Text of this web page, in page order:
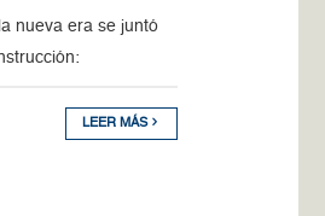
nueva era se juntó
LEER MÁS